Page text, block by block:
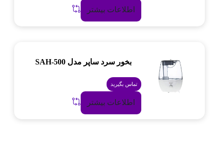
اطلاعات بیشتر
بخور سرد ساپر مدل SAH-500
تماس بگیرید
اطلاعات بیشتر